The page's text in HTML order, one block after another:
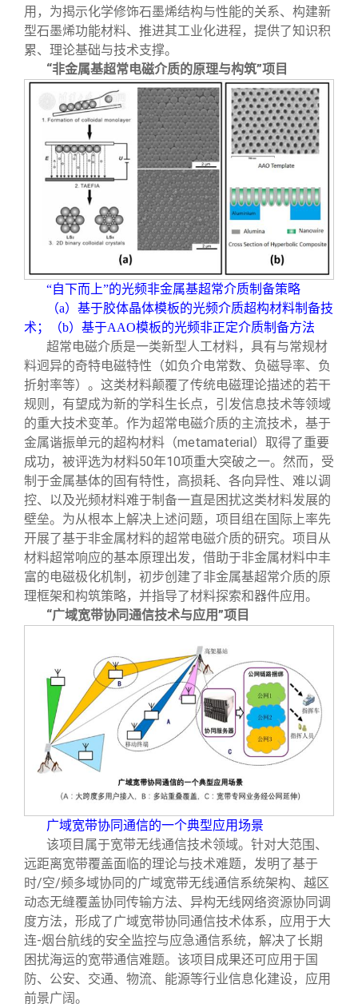
用，为揭示化学修饰石墨烯结构与性能的关系、构建新
型石墨烯功能材料、推进其工业化进程，提供了知识积
累、理论基础与技术支撑。
“非金属基超常电磁介质的原理与构筑”项目
“自下而上”的光频非金属基超常介质制备策略
（a）基于胶体晶体模板的光频介质超构材料制备技
术；（b）基于AAO模板的光频非正定介质制备方法
超常电磁介质是一类新型人工材料，具有与常规材
料迥异的奇特电磁特性（如负介电常数、负磁导率、负
折射率等）。这类材料颠覆了传统电磁理论描述的若干
规则，有望成为新的学科生长点，引发信息技术等领域
的重大技术变革。作为超常电磁介质的主流技术，基于
金属谐振单元的超构材料（metamaterial）取得了重要
成功，被评选为材料50年10项重大突破之一。然而，受
制于金属基体的固有特性，高损耗、各向异性、难以调
控、以及光频材料难于制备一直是困扰这类材料发展的
壁垒。为从根本上解决上述问题，项目组在国际上率先
开展了基于非金属材料的超常电磁介质的研究。项目从
材料超常响应的基本原理出发，借助于非金属材料中丰
富的电磁极化机制，初步创建了非金属基超常介质的原
理框架和构筑策略，并指导了材料探索和器件应用。
“广域宽带协同通信技术与应用”项目
广域宽带协同通信的一个典型应用场景
该项目属于宽带无线通信技术领域。针对大范围、
远距离宽带覆盖面临的理论与技术难题，发明了基于
时/空/频多域协同的广域宽带无线通信系统架构、越区
动态无缝覆盖协同传输方法、异构无线网络资源协同调
度方法，形成了广域宽带协同通信技术体系，应用于大
连-烟台航线的安全监控与应急通信系统，解决了长期
困扰海运的宽带通信难题。该项目成果还可应用于国
防、公安、交通、物流、能源等行业信息化建设，应用
前景广阔。